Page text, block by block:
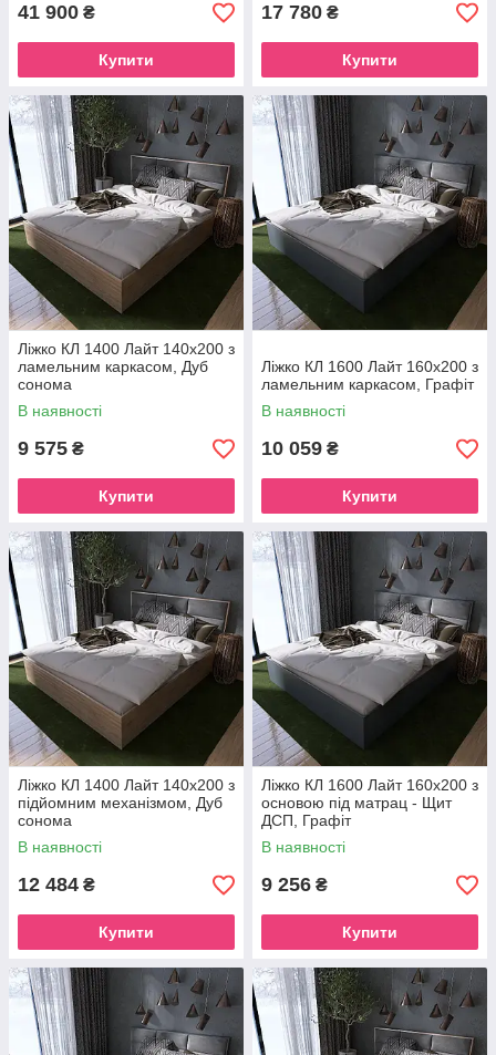
41 900 ₴
Купити
17 780 ₴
Купити
Ліжко КЛ 1400 Лайт 140х200 з
ламельним каркасом, Дуб
сонома
В наявності
9 575 ₴
Купити
Ліжко КЛ 1600 Лайт 160х200 з
ламельним каркасом, Графіт
В наявності
10 059 ₴
Купити
Ліжко КЛ 1400 Лайт 140х200 з
підйомним механізмом, Дуб
сонома
В наявності
12 484 ₴
Купити
Ліжко КЛ 1600 Лайт 160х200 з
основою під матрац - Щит
ДСП, Графіт
В наявності
9 256 ₴
Купити